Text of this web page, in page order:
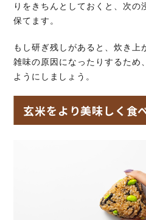
りをきちんとしておくと、次の
保てます。
もし研ぎ残しがあると、炊き上
雑味の原因になったりするため
ようにしましょう。
玄米をより美味しく食